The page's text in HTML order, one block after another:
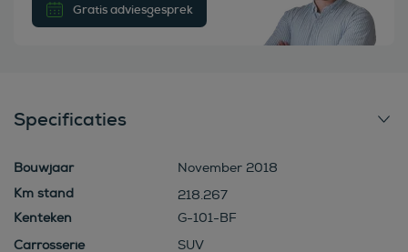
Gratis adviesgesprek
Specificaties
Bouwjaar
November 2018
218.267
Kenteken
G-101-BF
Carrosserie
SUV